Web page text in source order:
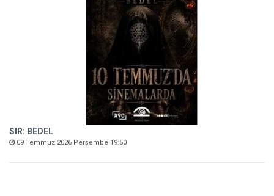
SIR: BEDEL
09 Temmuz 2026 Perşembe 19:50